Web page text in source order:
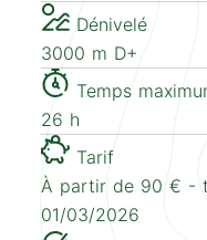
Dénivelé
3000 m D+
Temps
26 h
Tarif
À partir de 90 € -
01/03/2026